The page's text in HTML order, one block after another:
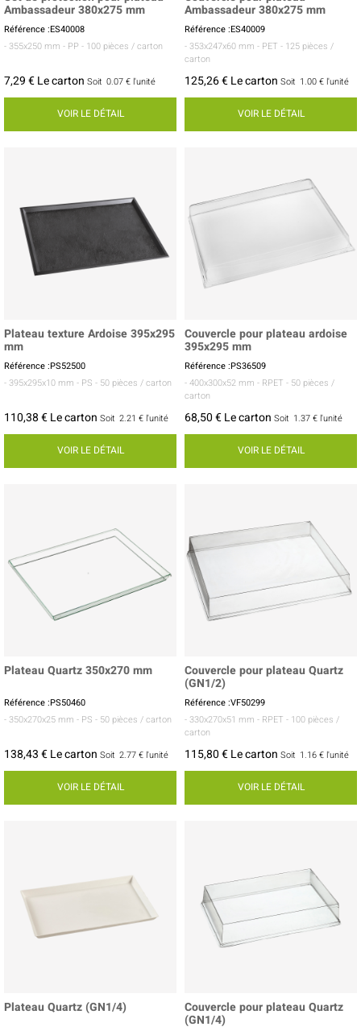
Ambassadeur 380x275 mm
Référence :ES40008
- 355x250 mm - PP - 100 pièces / carton
7,29 € Le carton Soit 0.07 € l'unité
VOIR LE DÉTAIL
Ambassadeur 380x275 mm
Référence :ES40009
- 353x247x60 mm - PET - 125 pièces /
carton
125,26 € Le carton Soit 1.00 € l'unité
VOIR LE DÉTAIL
Plateau texture Ardoise 395x295
mm
Référence :PS52500
- 395x295x10 mm - PS - 50 pièces / carton
110,38 € Le carton Soit 2.21 € l'unité
VOIR LE DÉTAIL
Couvercle pour plateau ardoise
395x295 mm
Référence :PS36509
- 400x300x52 mm - RPET - 50 pièces /
carton
68,50 € Le carton Soit 1.37 € l'unité
VOIR LE DÉTAIL
Plateau Quartz 350x270 mm
Référence :PS50460
- 350x270x25 mm - PS - 50 pièces / carton
138,43 € Le carton Soit 2.77 € l'unité
VOIR LE DÉTAIL
Couvercle pour plateau Quartz
(GN1/2)
Référence :VF50299
- 330x270x51 mm - RPET - 100 pièces /
carton
115,80 € Le carton Soit 1.16 € l'unité
VOIR LE DÉTAIL
Plateau Quartz (GN1/4) Couvercle pour plateau Quartz
(GN1/4)